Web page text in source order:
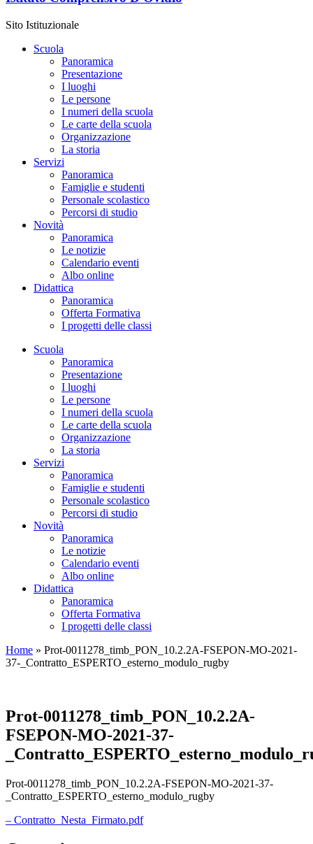
Sito Istituzionale
Scuola
Panoramica
Presentazione
I luoghi
Le persone
I numeri della scuola
Le carte della scuola
Organizzazione
La storia
Servizi
Panoramica
Famiglie e studenti
Personale scolastico
Percorsi di studio
Novità
Panoramica
Le notizie
Calendario eventi
Albo online
Didattica
Panoramica
Offerta Formativa
I progetti delle classi
Scuola
Panoramica
Presentazione
I luoghi
Le persone
I numeri della scuola
Le carte della scuola
Organizzazione
La storia
Servizi
Panoramica
Famiglie e studenti
Personale scolastico
Percorsi di studio
Novità
Panoramica
Le notizie
Calendario eventi
Albo online
Didattica
Panoramica
Offerta Formativa
I progetti delle classi
Home » Prot-0011278_timb_PON_10.2.2A-FSEPON-MO-2021-
37-_Contratto_ESPERTO_esterno_modulo_rugby
Prot-0011278_timb_PON_10.2.2A-
FSEPON-MO-2021-37-
Prot-0011278_timb_PON_10.2.2A-FSEPON-MO-2021-37-
_Contratto_ESPERTO_esterno_modulo_rugby
– Contratto_Nesta_Firmato.pdf